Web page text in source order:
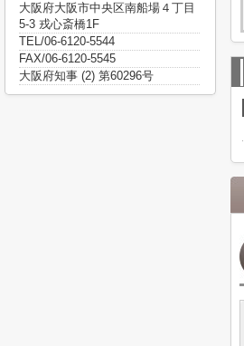
大阪府大阪市中央区南船場４丁目
5-3 戎心斎橋1F
TEL/06-6120-5544
FAX/06-6120-5545
大阪府知事 (2) 第60296号